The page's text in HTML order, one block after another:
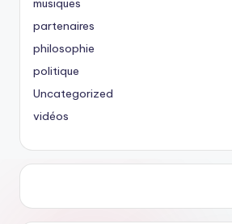
musiques
partenaires
philosophie
politique
Uncategorized
vidéos